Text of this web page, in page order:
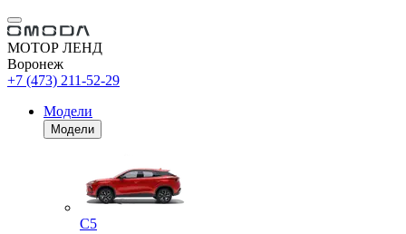
МОТОР ЛЕНД
Воронеж
+7 (473) 211-52-29
Модели
Модели
C5